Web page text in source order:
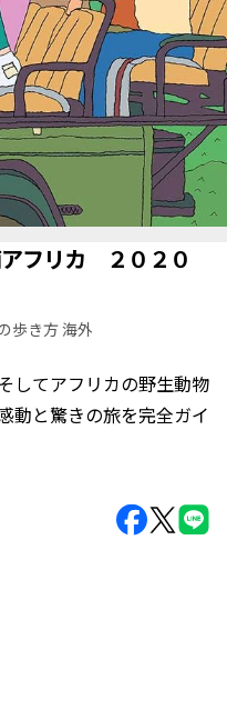
フリカ ２０２０
歩き方 海外
してアフリカの野生動物
動と驚きの旅を完全ガイ